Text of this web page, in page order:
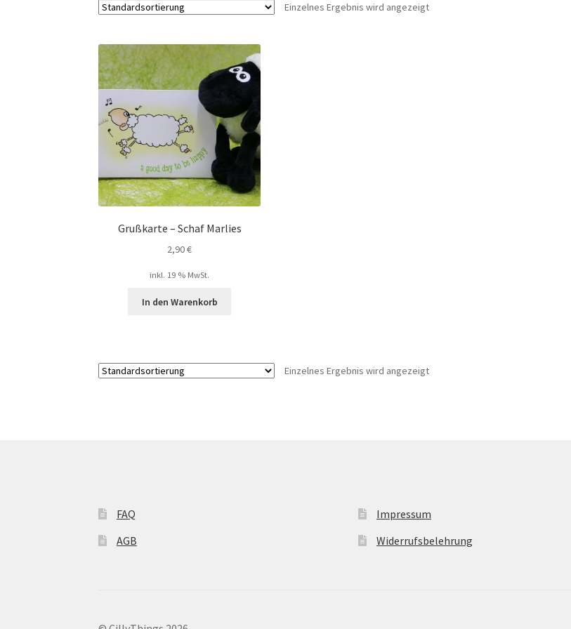
Einzelnes Ergebnis wird angezeigt
Grußkarte – Schaf Marlies
2,90€
inkl. 19 % MwSt.
In den Warenkorb
Einzelnes Ergebnis wird angezeigt
FAQ
AGB
Impressum
Widerrufsbelehrung